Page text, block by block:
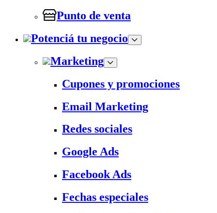
Punto de venta
Potenciá tu negocio
Marketing
Cupones y promociones
Email Marketing
Redes sociales
Google Ads
Facebook Ads
Fechas especiales